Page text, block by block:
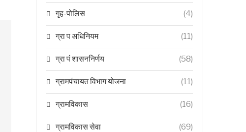
गृह-पोलिस (4)
ग्रा प अधिनियम (11)
ग्रा पं शासननिर्णय (58)
ग्रामपंचायत विभाग योजना (11)
ग्रामविकास (16)
ग्रामविकास सेवा (69)